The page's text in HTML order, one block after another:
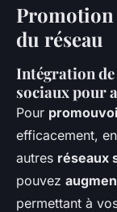
Promotion
du réseau
Intégration
sociaux pour
Pour
efficacement,
autres réseaux
pouvez
permettant à